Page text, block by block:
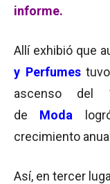
informe.
Allí exhibió que
y Perfumestuvo
ascenso del
de Moda
crecimiento
Así, en tercer